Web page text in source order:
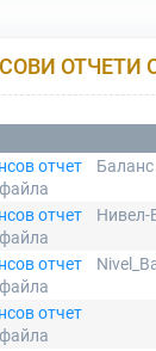
ОТЧЕТИ
отчет
файла
отчет
Нивел-
файла
отчет
файла
отчет
файла